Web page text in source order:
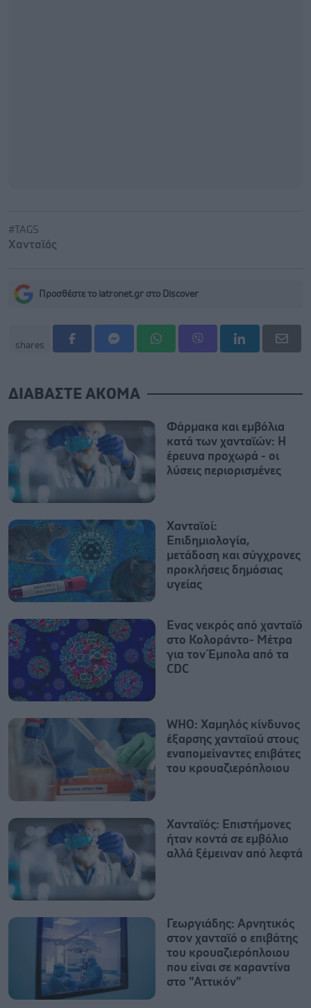
#TAGS
Χανταϊός
Προσθέστε το iatronet.gr στο Discover
shares
ΔΙΑΒΑΣΤΕ ΑΚΟΜΑ
Φάρμακα και εμβόλια
κατά των χανταϊών: Η
έρευνα προχωρά - οι
λύσεις περιορισμένες
Χανταϊοί:
Επιδημιολογία,
μετάδοση και σύγχρονες
προκλήσεις δημόσιας
υγείας
Ενας νεκρός από χανταϊό
στο Κολοράντο- Μέτρα
για τον Έμπολα από τα
CDC
WHO: Χαμηλός κίνδυνος
έξαρσης χανταϊού στους
εναπομείναντες επιβάτες
του κρουαζιερόπλοιου
Χανταϊός: Επιστήμονες
ήταν κοντά σε εμβόλιο
αλλά ξέμειναν από λεφτά
Γεωργιάδης: Αρνητικός
στον χανταϊό ο επιβάτης
του κρουαζιερόπλοιου
που είναι σε καραντίνα
στο "Αττικόν"